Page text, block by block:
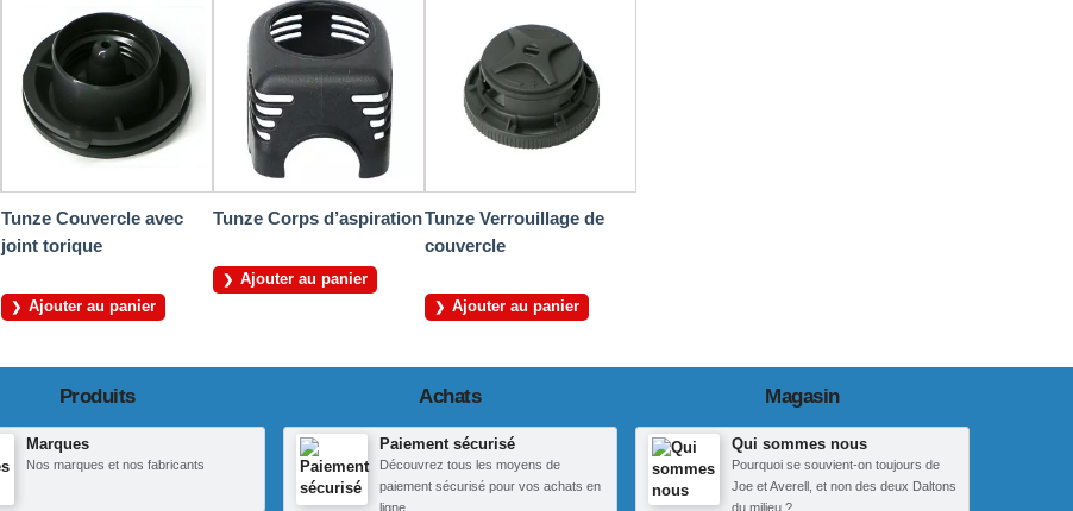
Tunze Couvercle avec
joint torique
Ajouter au panier
Tunze Corps d’aspiration
Ajouter au panier
Tunze Verrouillage de
couvercle
Ajouter au panier
Produits
Marques
Nos marques et nos fabricants
Achats
Paiement sécurisé
Découvrez tous les moyens de
paiement sécurisé pour vos achats en
ligne.
Magasin
Qui sommes nous
Pourquoi se souvient-on toujours de
Joe et Averell, et non des deux Daltons
du milieu ?